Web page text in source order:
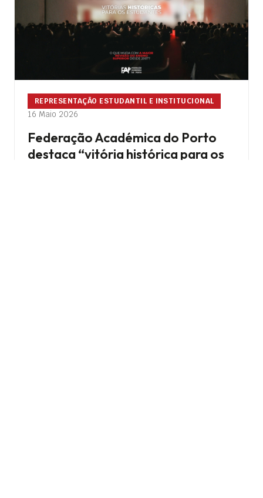
REPRESENTAÇÃO ESTUDANTIL E INSTITUCIONAL
16 Maio 2026
Federação Académica do Porto
destaca “vitória histórica para os